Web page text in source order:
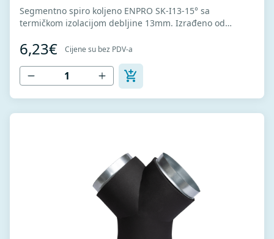
Segmentno spiro koljeno ENPRO SK-I13-15° sa
termičkom izolacijom debljine 13mm. Izrađeno od
hladno oblikovanje. U skladu sa standardima MEST EN
1506 I MEST EN 12237.
6,23€ Cijene su bez PDV-a